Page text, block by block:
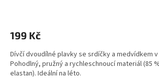
199 Kč
Dívčí dvoudílné plavky se srdíčky a medvídkem
Pohodlný, pružný a rychleschnoucí materiál (85
elastan). Ideální na léto.